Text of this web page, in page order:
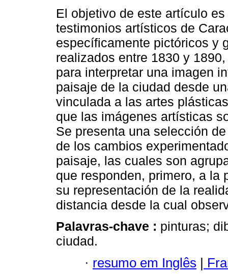
El objetivo de este artículo
testimonios artísticos de
específicamente pictóricos y
realizados entre 1830 y
para interpretar una imagen
paisaje de la ciudad desde
vinculada a las artes
que las imágenes artísticas
Se presenta una selección
de los cambios
paisaje, las cuales son
que responden, primero, a la
su representación de la
distancia desde la cual
Palavras-chave : pinturas;
ciudad.
· resumo em Inglês |